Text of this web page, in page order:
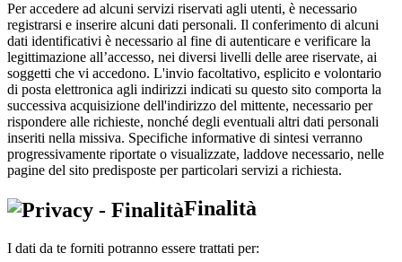
Per accedere ad alcuni servizi riservati agli utenti, è necessario
registrarsi e inserire alcuni dati personali. Il conferimento di alcuni
dati identificativi è necessario al fine di autenticare e verificare la
legittimazione all’accesso, nei diversi livelli delle aree riservate, ai
soggetti che vi accedono. L'invio facoltativo, esplicito e volontario
di posta elettronica agli indirizzi indicati su questo sito comporta la
successiva acquisizione dell'indirizzo del mittente, necessario per
rispondere alle richieste, nonché degli eventuali altri dati personali
inseriti nella missiva. Specifiche informative di sintesi verranno
progressivamente riportate o visualizzate, laddove necessario, nelle
pagine del sito predisposte per particolari servizi a richiesta.
Finalità
I dati da te forniti potranno essere trattati per: